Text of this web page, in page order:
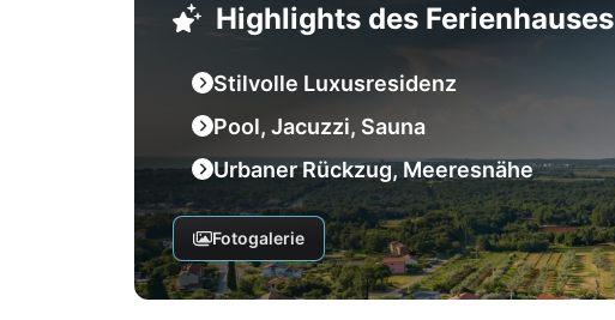
Highlights des Ferienhauses
Stilvolle Luxusresidenz
Pool, Jacuzzi, Sauna
Urbaner Rückzug, Meeresnähe
Fotogalerie